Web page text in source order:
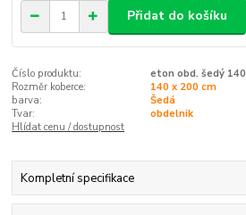
Přidat do košíku
Číslo produktu:
eton obd. šedý 140
Rozměr koberce:
140 x 200 cm
barva:
Šedá
Tvar:
obdelnik
Hlídat cenu / dostupnost
Kompletní specifikace